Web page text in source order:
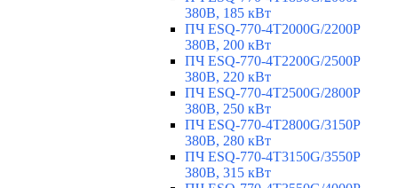
380В, 185 кВт
ПЧ ESQ-770-4T2000G/2200P
380В, 200 кВт
ПЧ ESQ-770-4T2200G/2500P
380В, 220 кВт
ПЧ ESQ-770-4T2500G/2800P
380В, 250 кВт
ПЧ ESQ-770-4T2800G/3150P
380В, 280 кВт
ПЧ ESQ-770-4T3150G/3550P
380В, 315 кВт